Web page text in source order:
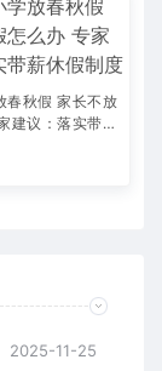
春秋假 家长不放
建议：落实带薪
2025-11-25